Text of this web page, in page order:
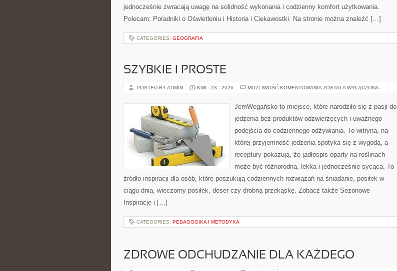
jednocześnie zwracają uwagę na solidność wykonania i codzienny komfort użytkowania.
Polecam: Poradniki o Oświetleniu i Historia i Ciekawostki. Na stronie można znaleźć […]
CATEGORIES: GEOGRAFIA
SZYBKIE I PROSTE
POSTED BY ADMIN KWI - 23 - 2026 MOŻLIWOŚĆ KOMENTOWANIA SZYBKIE
ZOSTAŁA WYŁĄCZONA
JemWegańsko to miejsce, które narodziło się z pasji do
jedzenia bez produktów odzwierzęcych i uważnego
podejścia do codziennego odżywiania. To witryna, na
której przyjemność jedzenia spotyka się z wygodą, a
receptury pokazują, że jadłospis oparty na roślinach
może być różnorodna, lekka i jednocześnie sycąca. To
źródło inspiracji dla osób, które poszukują codziennych rozwiązań na śniadanie, posiłek w
ciągu dnia, wieczorny posiłek, deser czy drobną przekąskę. Zobacz także Sezonowe
Inspiracje i […]
CATEGORIES: PEDAGOGIKA I METODYKA
ZDROWE ODCHUDZANIE DLA KAŻDEGO